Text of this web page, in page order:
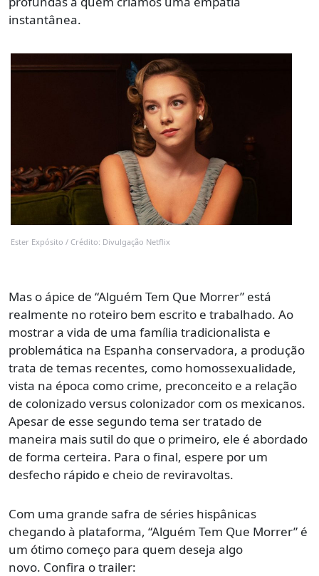
instantânea.
Ester Expósito / Crédito: Divulgação Netflix
Mas o ápice de “Alguém Tem Que Morrer” está
realmente no roteiro bem escrito e trabalhado. Ao
mostrar a vida de uma família tradicionalista e
problemática na Espanha conservadora, a produção
trata de temas recentes, como homossexualidade,
vista na época como crime, preconceito e a relação
de colonizado versus colonizador com os mexicanos.
Apesar de esse segundo tema ser tratado de
maneira mais sutil do que o primeiro, ele é abordado
de forma certeira. Para o final, espere por um
desfecho rápido e cheio de reviravoltas.
Com uma grande safra de séries hispânicas
chegando à plataforma, “Alguém Tem Que Morrer” é
um ótimo começo para quem deseja algo
novo. Confira o trailer: